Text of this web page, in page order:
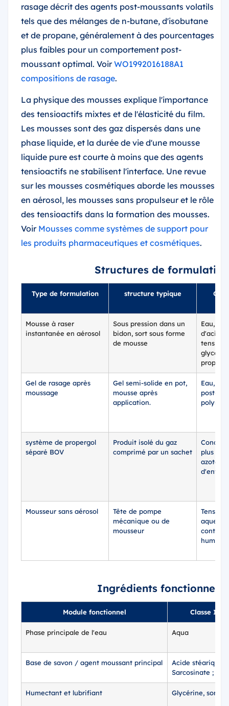
rasage décrit des agents post-moussants volatils
tels que des mélanges de n-butane, d'isobutane
et de propane, généralement à des pourcentages
plus faibles pour un comportement post-
moussant optimal. VoirWO1992016188A1
compositions de rasage.
La physique des mousses explique l'importance
des tensioactifs mixtes et de l'élasticité du film.
Les mousses sont des gaz dispersés dans une
phase liquide, et la durée de vie d'une mousse
liquide pure est courte à moins que des agents
tensioactifs ne stabilisent l'interface. Une revue
sur les mousses cosmétiques aborde les mousses
en aérosol, les mousses sans propulseur et le rôle
des tensioactifs dans la formation des mousses.
Voir Mousses comme systèmes de support pour
les produits pharmaceutiques et cosmétiques.
Structures de
Type de formulation structure typique
Mousse à raser
instantanée en aérosol
Sous pression dans un
bidon, sort sous forme
de mousse
Eau,
d'acide
Gel de rasage après
moussage
Gel semi-solide en pot,
mousse après
application.
Eau,
post-
système de propergol
séparé BOV
Produit isolé du gaz
comprimé par un sachet
plus air
azote
Mousseur sans aérosol
Tête de pompe
mécanique ou de
mousseur
contrôle
Ingrédients fonctionnels
Module fonctionnel Classe
Phase principale de l'eau Aqua
Base de savon / agent moussant principal
Acide stéarique
Sarcosinate ;
Humectant et lubrifiant Glycérine,